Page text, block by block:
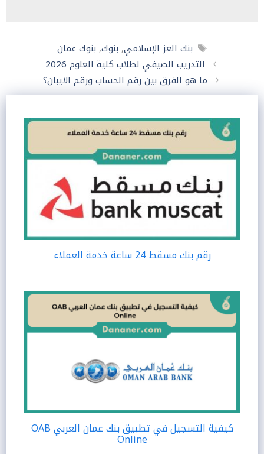
الوسوم
بنك العز الإسلامي, بنوك, بنوك عمان
التدريب الصيفي لطلاب كلية العلوم 2026
ما هو الفرق بين رقم الحساب ورقم الايبان؟
رقم بنك مسقط 24 ساعة خدمة العملاء
كيفية التسجيل في تطبيق بنك عمان العربي OAB
Online